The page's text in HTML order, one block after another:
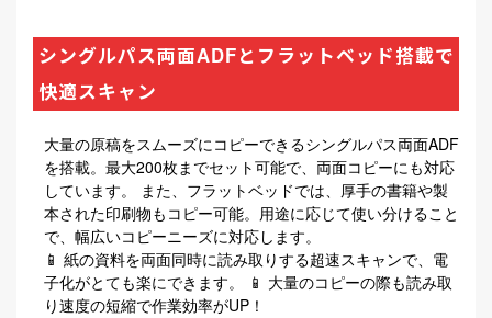
シングルパス両面ADFとフラットベッド搭載で
快適スキャン
大量の原稿をスムーズにコピーできるシングルパス両面ADF
を搭載。最大200枚までセット可能で、両面コピーにも対応
しています。 また、フラットベッドでは、厚手の書籍や製
本された印刷物もコピー可能。用途に応じて使い分けること
で、幅広いコピーニーズに対応します。
📱 紙の資料を両面同時に読み取りする超速スキャンで、電
子化がとても楽にできます。 📱 大量のコピーの際も読み取
り速度の短縮で作業効率がUP！